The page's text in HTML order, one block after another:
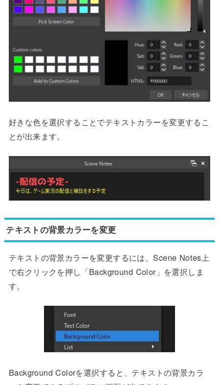
好きな色を選択することでテキストカラーを変更するこ
とが出来ます。
テキストの背景カラーを変更
テキストの背景カラーを変更するには、Scene Notes上
で右クリックを押し「Background Color」を選択しま
す。
Background Colorを選択すると、テキストの背景カラ